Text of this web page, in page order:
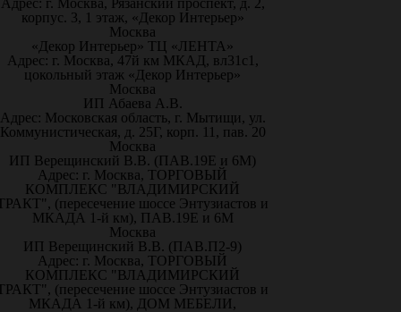
корпус. 3, 1 этаж, «Декор Интерьер»
Москва
«Декор Интерьер» ТЦ «ЛЕНТА»
Адрес: г. Москва, 47й км МКАД, вл31с1,
цокольный этаж «Декор Интерьер»
Москва
ИП Абаева А.В.
Адрес: Московская область, г. Мытищи, ул.
Коммунистическая, д. 25Г, корп. 11, пав. 20
Москва
ИП Верещинский В.В. (ПАВ.19Е и 6М)
Адрес: г. Москва, ТОРГОВЫЙ
КОМПЛЕКС "ВЛАДИМИРСКИЙ
(пересечение шоссе Энтузиастов и
МКАДА 1-й км), ПАВ.19Е и 6М
Москва
ИП Верещинский В.В. (ПАВ.П2-9)
Адрес: г. Москва, ТОРГОВЫЙ
КОМПЛЕКС "ВЛАДИМИРСКИЙ
(пересечение шоссе Энтузиастов и
МКАДА 1-й км), ДОМ МЕБЕЛИ,